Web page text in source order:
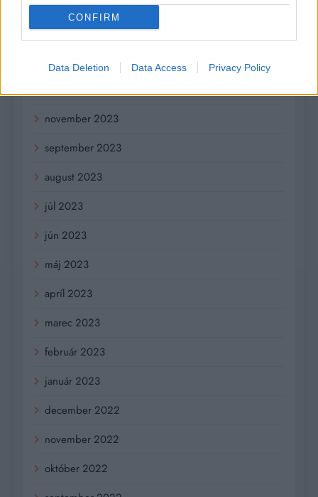
CONFIRM
Data Deletion Data Access Privacy Policy
február 2024
január 2024
november 2023
september 2023
august 2023
júl 2023
jún 2023
máj 2023
apríl 2023
marec 2023
február 2023
január 2023
december 2022
november 2022
október 2022